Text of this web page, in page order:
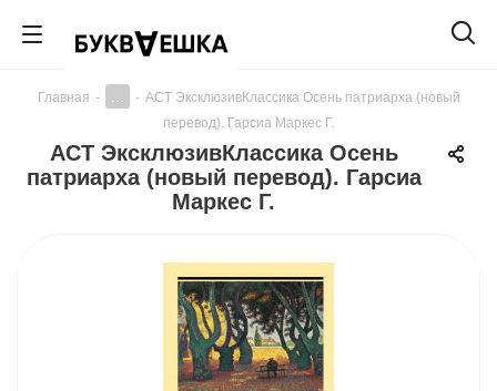
Главная - - АСТ ЭксклюзивКлассика Осень патриарха (новый
перевод). Гарсиа Маркес Г.
АСТ ЭксклюзивКлассика Осень
патриарха (новый перевод). Гарсиа
Маркес Г.